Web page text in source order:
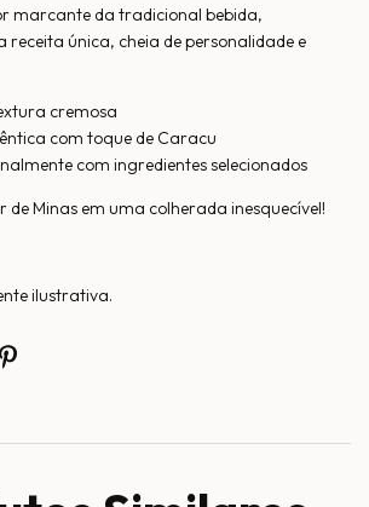
marcante da tradicional bebida,
receita única, cheia de personalidade e
cremosa
com toque de Caracu
com ingredientes selecionados
de Minas em uma colherada inesquecível!
ilustrativa.